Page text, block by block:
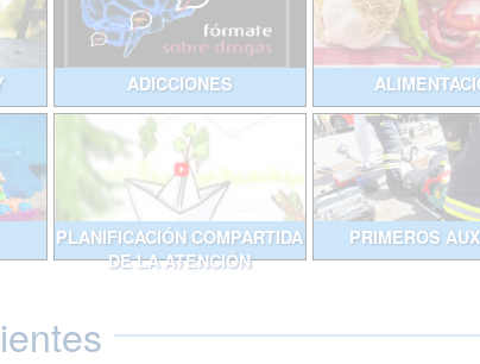
ADICCIONES
PLANIFICACIÓN COMPARTIDA
DE LA ATENCIÓN
PRIMEROS